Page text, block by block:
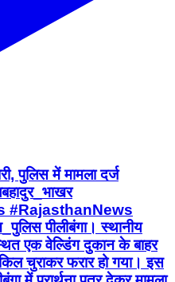
पुलिस में मामला दर्ज
#RajasthanNews
पीलीबंगा। स्थानीय
एक वेल्डिंग दुकान के बाहर
चुराकर फरार हो गया। इस